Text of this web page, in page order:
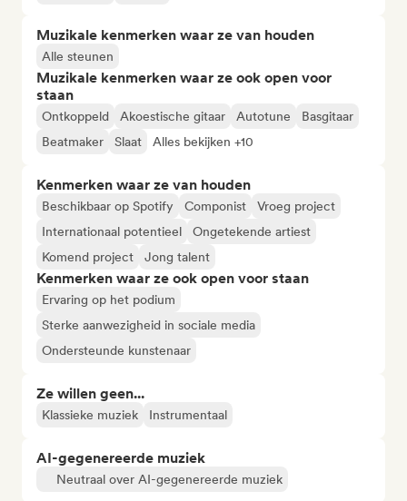
Muzikale kenmerken waar ze van houden
Alle steunen
Muzikale kenmerken waar ze ook open voor
staan
Ontkoppeld Akoestische gitaar Autotune
Basgitaar
Beatmaker
Slaat Alles bekijken +10
Kenmerken waar ze van houden
Beschikbaar op Spotify Componist
Vroeg project
Internationaal potentieel
Ongetekende artiest
Komend project
Jong talent
Kenmerken waar ze ook open voor staan
Ervaring op het podium
Sterke aanwezigheid in sociale media
Ondersteunde kunstenaar
Ze willen geen...
Klassieke muziek Instrumentaal
AI-gegenereerde muziek
Neutraal over AI-gegenereerde muziek